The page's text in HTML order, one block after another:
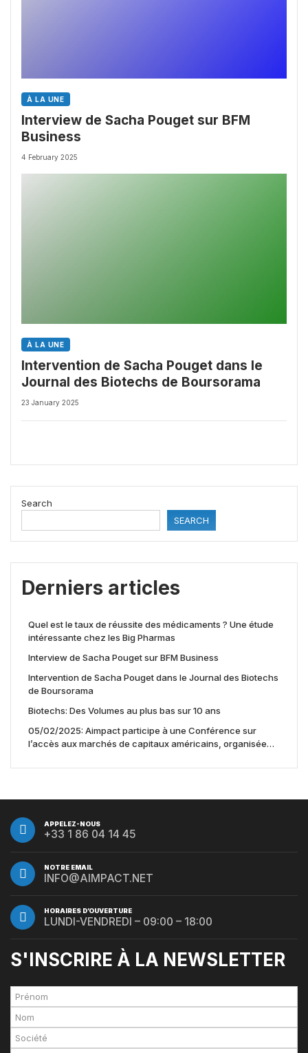
À LA UNE
Interview de Sacha Pouget sur BFM
Business
4 February 2025
À LA UNE
Intervention de Sacha Pouget dans le
Journal des Biotechs de Boursorama
23 January 2025
Search
SEARCH
Derniers articles
Quel est le taux de réussite des médicaments ? Une étude
intéressante chez les Big Pharmas
Interview de Sacha Pouget sur BFM Business
Intervention de Sacha Pouget dans le Journal des Biotechs
de Boursorama
Biotechs: Des Volumes au plus bas sur 10 ans
05/02/2025: Aimpact participe à une Conférence sur
l’accès aux marchés de capitaux américains, organisée
APPELEZ-NOUS
+33 1 86 04 14 45
NOTRE EMAIL
INFO@AIMPACT.NET
HORAIRES D’OUVERTURE
LUNDI-VENDREDI – 09:00 – 18:00
S'INSCRIRE À LA NEWSLETTER